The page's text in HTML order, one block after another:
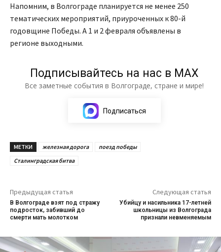
Напомним, в Волгограде планируется не менее 250
тематических мероприятий, приуроченных к 80-й
годовщине Победы. А 1 и 2 февраля объявлены в
регионе выходными.
Подписывайтесь на нас в МАХ
Все заметные события в Волгограде, стране и мире!
Подписаться
МЕТКИ железная дорога
поезд победы
Сталинградская битва
Предыдущая статья
В Волгограде взят под стражу
подросток, забивший до
смерти мать молотком
Следующая статья
Убийцу и насильника 17-летней
школьницы из Волгограда
признали невменяемым